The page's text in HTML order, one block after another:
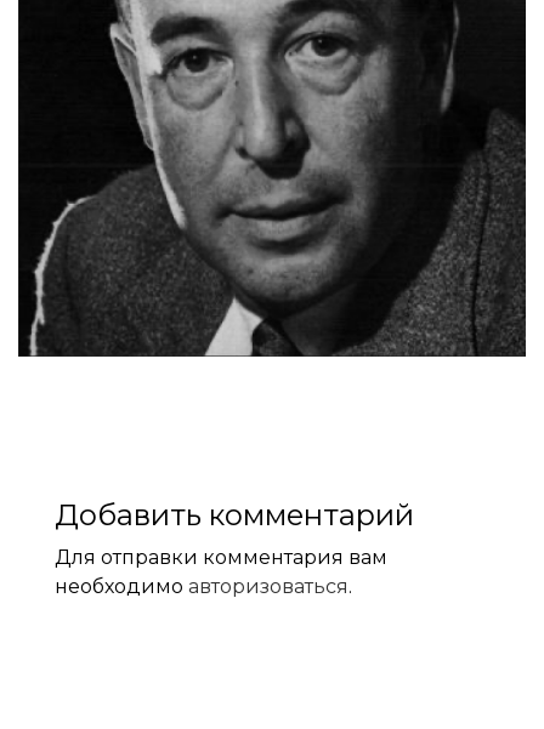
Добавить комментарий
Для отправки комментария вам
необходимо авторизоваться.